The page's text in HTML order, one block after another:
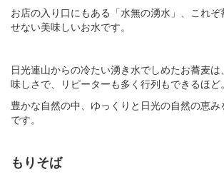
お店の入り口にもある「水無の湧水」、これ
せない美味しいお水です。
日光連山からの冷たい湧き水でしめたお蕎麦
味しさで、リピーターも多く行列もできるほど。
豊かな自然の中、ゆっくりと日光の自然の恵
です。
もりそば